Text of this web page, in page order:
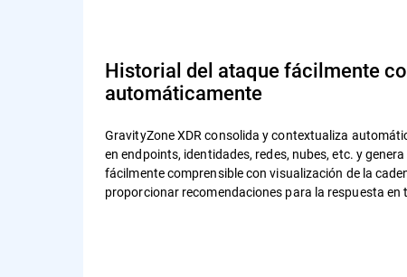
Historial del ataque fácilmente
automáticamente
GravityZone XDR consolida y contextualiza
en endpoints, identidades, redes, nubes, etc. y
fácilmente comprensible con visualización de la
proporcionar recomendaciones para la respuesta